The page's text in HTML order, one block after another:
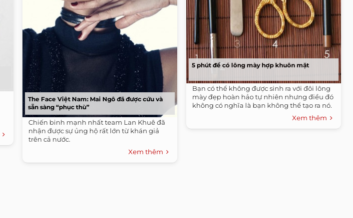
The Face Việt Nam: Mai Ngô đã được cứu và
sẵn sàng “phục thù”
Chiến binh mạnh nhất team Lan Khuê đã
nhận được sự ủng hộ rất lớn từ khán giả
trên cả nước.
Xem thêm
5 phút để có lông mày hợp khuôn mặt
Bạn có thể không được sinh ra với đôi lông
mày đẹp hoàn hảo tự nhiên nhưng điều đó
không có nghĩa là bạn không thể tạo ra nó.
Xem thêm